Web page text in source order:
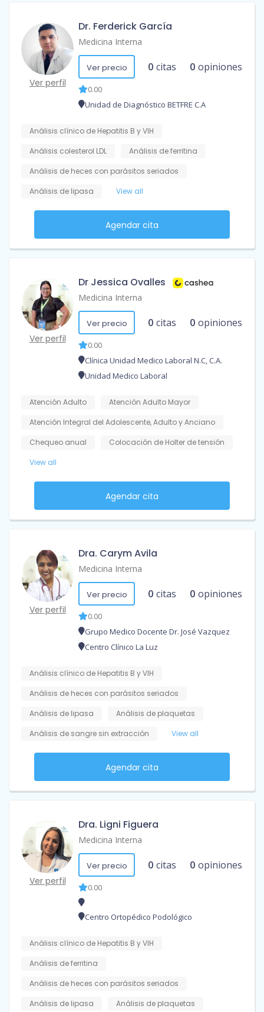
Ver perfil
Dr. Ferderick García
Medicina Interna
Ver precio 0 citas 0 opiniones
0.00
Unidad de Diagnóstico BETFRE C.A
Análisis clínico de Hepatitis B y VIH
Análisis colesterol LDL
Análisis de ferritina
Análisis de heces con parásitos seriados
Análisis de lipasa
View all
Agendar cita
Ver perfil
Dr Jessica Ovalles
Medicina Interna
Ver precio 0 citas 0 opiniones
0.00
Clínica Unidad Medico Laboral N.C, C.A.
Unidad Medico Laboral
Atención Adulto
Atención Adulto Mayor
Atención Integral del Adolescente, Adulto y Anciano
Chequeo anual
Colocación de Holter de tensión
View all
Agendar cita
Ver perfil
Dra. Carym Avila
Medicina Interna
Ver precio 0 citas 0 opiniones
0.00
Grupo Medico Docente Dr. José Vazquez
Centro Clínico La Luz
Análisis clínico de Hepatitis B y VIH
Análisis de heces con parásitos seriados
Análisis de lipasa
Análisis de plaquetas
Análisis de sangre sin extracción
View all
Agendar cita
Ver perfil
Dra. Ligni Figuera
Medicina Interna
Ver precio 0 citas 0 opiniones
0.00
Centro Ortopédico Podológico
Análisis clínico de Hepatitis B y VIH
Análisis de ferritina
Análisis de heces con parásitos seriados
Análisis de lipasa
Análisis de plaquetas